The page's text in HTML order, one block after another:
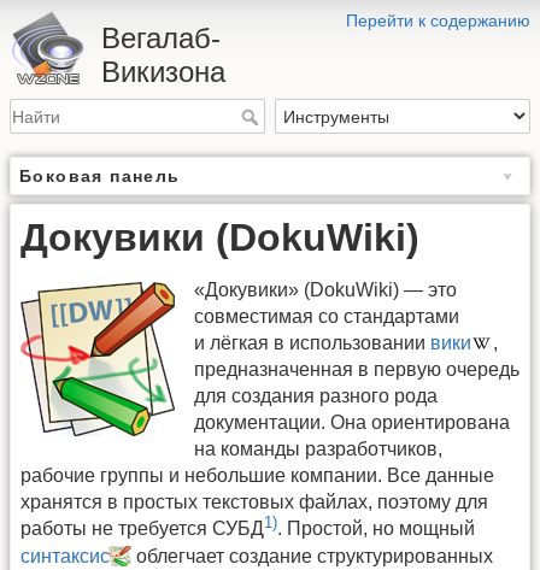
Перейти к содержанию
Вегалаб-
Викизона
Боковая панель
Докувики (DokuWiki)
«Докувики» (DokuWiki) — это
совместимая со стандартами
и лёгкая в использовании вики
,
предназначенная в первую очередь
для создания разного рода
документации. Она ориентирована
на команды разработчиков,
рабочие группы и небольшие компании. Все данные
хранятся в простых текстовых файлах, поэтому для
работы не требуется СУБД1). Простой, но мощный
синтаксис
облегчает создание структурированных